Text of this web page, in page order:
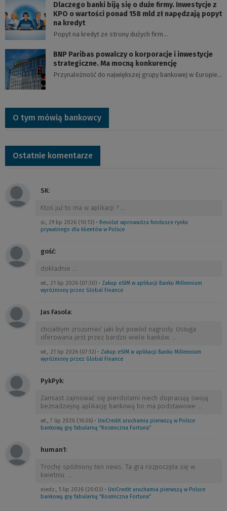
Dlaczego banki biją się o duże firmy. Inwestycje z
KPO o wartości ponad 158 mld zł napędzają popyt
na kredyt
Popyt na kredyt ze strony dużych firm…
BNP Paribas powalczy o korporacje i inwestycje
strategiczne. Ma mocną konkurencję
Przynależność do największej grupy bankowej w Europie…
O tym mówią bankowcy
Ostatnie komentarze
SK:
Ktoś już to ma w aplikacji ? …
śr., 29 lip 2026 (10:13) • Revolut wprowadza fundusze rynku
prywatnego dla klientów w Polsce
gość:
dokładnie …
wt., 21 lip 2026 (07:30) • Zakup eSIM w aplikacji Banku Millennium
wyróżniony przez Global Finance
Jas Fasola:
chciałbym zrozumieć jaki był powód nagrody. Usługa
oferowana jest przez bardzo wiele banków. …
wt., 21 lip 2026 (07:12) • Zakup eSIM w aplikacji Banku Millennium
wyróżniony przez Global Finance
PykPyk:
Zamiast zajmować się pierdołami niech dopracują swoją
beznadziejną aplikację bankową bo ma podstawowe …
wt., 7 lip 2026 (16:36) • UniCredit uruchamia pierwszą w Polsce
bankową grę fabularną “Kosmiczna Fortuna”
human1:
Trochę spóźniony ten news. Ta gra rozpoczęła się w
kwietniu. …
niedz., 5 lip 2026 (20:03) • UniCredit uruchamia pierwszą w Polsce
bankową grę fabularną “Kosmiczna Fortuna”